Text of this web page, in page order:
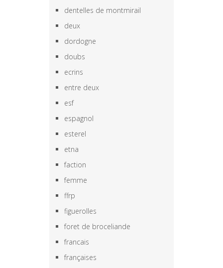
dentelles de montmirail
deux
dordogne
doubs
ecrins
entre deux
esf
espagnol
esterel
etna
faction
femme
ffrp
figuerolles
foret de broceliande
francais
françaises